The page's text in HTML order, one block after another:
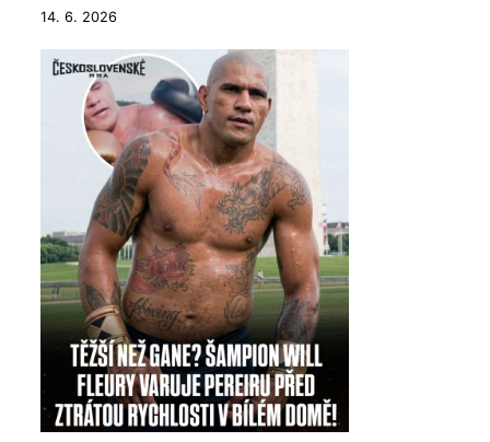
14. 6. 2026